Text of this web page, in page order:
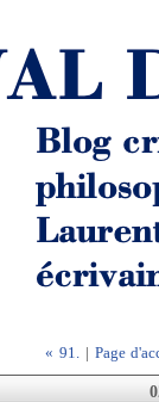
« 91.| Page